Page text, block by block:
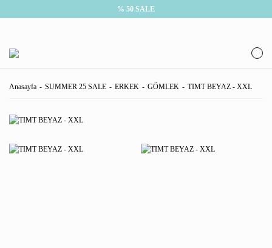
% 50 SALE
Anasayfa SUMMER 25 SALE ERKEK GÖMLEK TIMT BEYAZ - XXL